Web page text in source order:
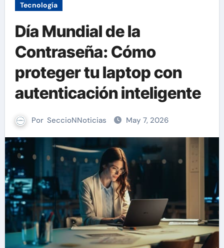
Tecnología
Día Mundial de la
Contraseña: Cómo
proteger tu laptop con
autenticación inteligente
Por SeccioNNoticias May 7, 2026